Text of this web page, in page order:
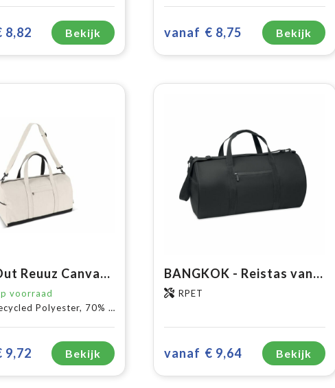
8,82 Bekijk vanaf € 8,75 Bekijk
InSideOut Reuuz Canvas Travel/Sport tas 28 x 56 x 28 cm
voorraad
Polyester, 70% Recycled cotton
9,72 Bekijk
BANGKOK - Reistas van 600D RPET
RPET
vanaf € 9,64 Bekijk